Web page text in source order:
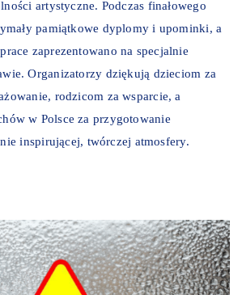
artystyczne. Podczas finałowego
pamiątkowe dyplomy i upominki, a
zaprezentowano na specjalnie
Organizatorzy dziękują dzieciom za
rodzicom za wsparcie, a
w Polsce za przygotowanie
inspirującej, twórczej atmosfery.